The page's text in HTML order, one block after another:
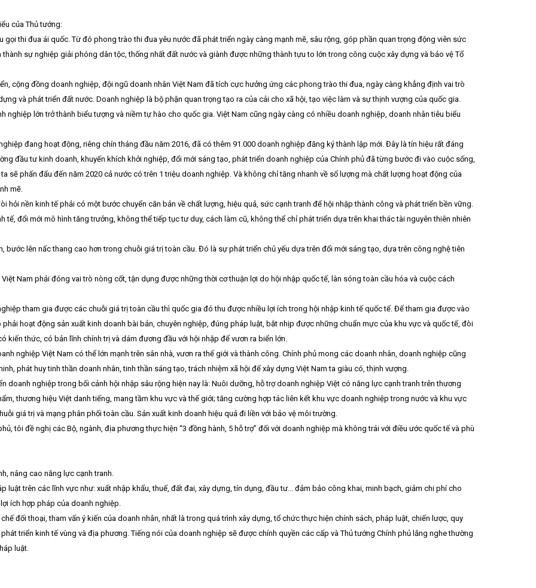
của Thủ tướng:
gọi thi đua ái quốc. Từ đó phong trào thi đua yêu nước đã phát triển ngày càng mạnh mẽ, sâu rộng, góp phần quan trọng động viên sức
sự nghiệp giải phóng dân tộc, thống nhất đất nước và giành được những thành tựu to lớn trong công cuộc xây dựng và bảo vệ Tổ
cộng đồng doanh nghiệp, đội ngũ doanh nhân Việt Nam đã tích cực hưởng ứng các phong trào thi đua, ngày càng khẳng định vai trò
và phát triển đất nước. Doanh nghiệp là bộ phận quan trọng tạo ra của cải cho xã hội, tạo việc làm và sự thịnh vượng của quốc gia.
nghiệp lớn trở thành biểu tượng và niềm tự hào cho quốc gia. Việt Nam cũng ngày càng có nhiều doanh nghiệp, doanh nhân tiêu biểu
đang hoạt động, riêng chín tháng đầu năm 2016, đã có thêm 91.000 doanh nghiệp đăng ký thành lập mới. Đây là tín hiệu rất đáng
đầu tư kinh doanh, khuyến khích khởi nghiệp, đổi mới sáng tạo, phát triển doanh nghiệp của Chính phủ đã từng bước đi vào cuộc sống,
sẽ phấn đấu đến năm 2020 cả nước có trên 1 triệu doanh nghiệp. Và không chỉ tăng nhanh về số lượng mà chất lượng hoạt động của
mẽ.
hỏi nền kinh tế phải có một bước chuyển căn bản về chất lượng, hiệu quả, sức cạnh tranh để hội nhập thành công và phát triển bền vững.
tế, đổi mới mô hình tăng trưởng, không thể tiếp tục tư duy, cách làm cũ, không thể chỉ phát triển dựa trên khai thác tài nguyên thiên nhiên
bước lên nấc thang cao hơn trong chuỗi giá trị toàn cầu. Đó là sự phát triển chủ yếu dựa trên đổi mới sáng tạo, dựa trên công nghệ tiên
Nam phải đóng vai trò nòng cốt, tận dụng được những thời cơ thuận lợi do hội nhập quốc tế, làn sóng toàn cầu hóa và cuộc cách
tham gia được các chuỗi giá trị toàn cầu thì quốc gia đó thu được nhiều lợi ích trong hội nhập kinh tế quốc tế. Để tham gia được vào
hoạt động sản xuất kinh doanh bài bản, chuyên nghiệp, đúng pháp luật, bắt nhịp được những chuẩn mực của khu vực và quốc tế, đòi
kiến thức, có bản lĩnh chính trị và dám đương đầu với hội nhập để vươn ra biển lớn.
nghiệp Việt Nam có thể lớn mạnh trên sân nhà, vươn ra thế giới và thành công. Chính phủ mong các doanh nhân, doanh nghiệp cũng
phát huy tinh thần doanh nhân, tinh thần sáng tạo, trách nhiệm xã hội để xây dựng Việt Nam ta giàu có, thịnh vượng.
doanh nghiệp trong bối cảnh hội nhập sâu rộng hiện nay là: Nuôi dưỡng, hỗ trợ doanh nghiệp Việt có năng lực cạnh tranh trên thương
thương hiệu Việt danh tiếng, mang tầm khu vực và thế giới; tăng cường hợp tác liên kết khu vực doanh nghiệp trong nước và khu vực
giá trị và mạng phân phối toàn cầu. Sản xuất kinh doanh hiệu quả đi liền với bảo vệ môi trường.
tôi đề nghị các Bộ, ngành, địa phương thực hiện “3 đồng hành, 5 hỗ trợ” đối với doanh nghiệp mà không trái với điều ước quốc tế và phù
nâng cao năng lực cạnh tranh.
luật trên các lĩnh vực như: xuất nhập khẩu, thuế, đất đai, xây dựng, tín dụng, đầu tư... đảm bảo công khai, minh bạch, giảm chi phí cho
ích hợp pháp của doanh nghiệp.
đối thoại, tham vấn ý kiến của doanh nhân, nhất là trong quá trình xây dựng, tổ chức thực hiện chính sách, pháp luật, chiến lược, quy
triển kinh tế vùng và địa phương. Tiếng nói của doanh nghiệp sẽ được chính quyền các cấp và Thủ tướng Chính phủ lắng nghe thường
luật.